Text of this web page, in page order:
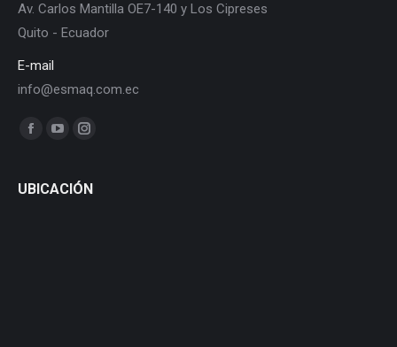
Av. Carlos Mantilla OE7-140 y Los Cipreses
Quito - Ecuador
E-mail
info@esmaq.com.ec
Find us on:
Facebook
opens
YouTube
opens
Instagram
opens
UBICACIÓN